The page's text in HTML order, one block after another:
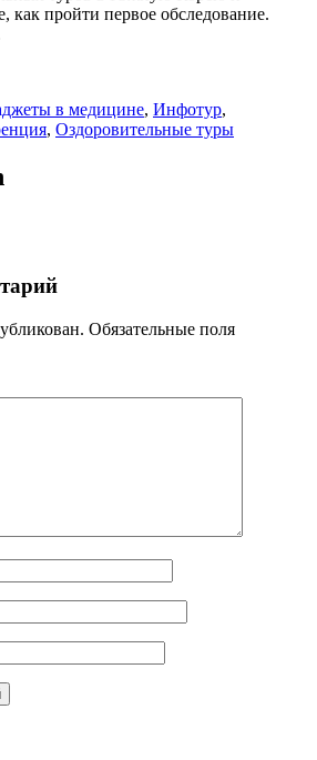
как пройти первое обследование.
в медицине, Инфотур,
, Оздоровительные туры
Обязательные поля